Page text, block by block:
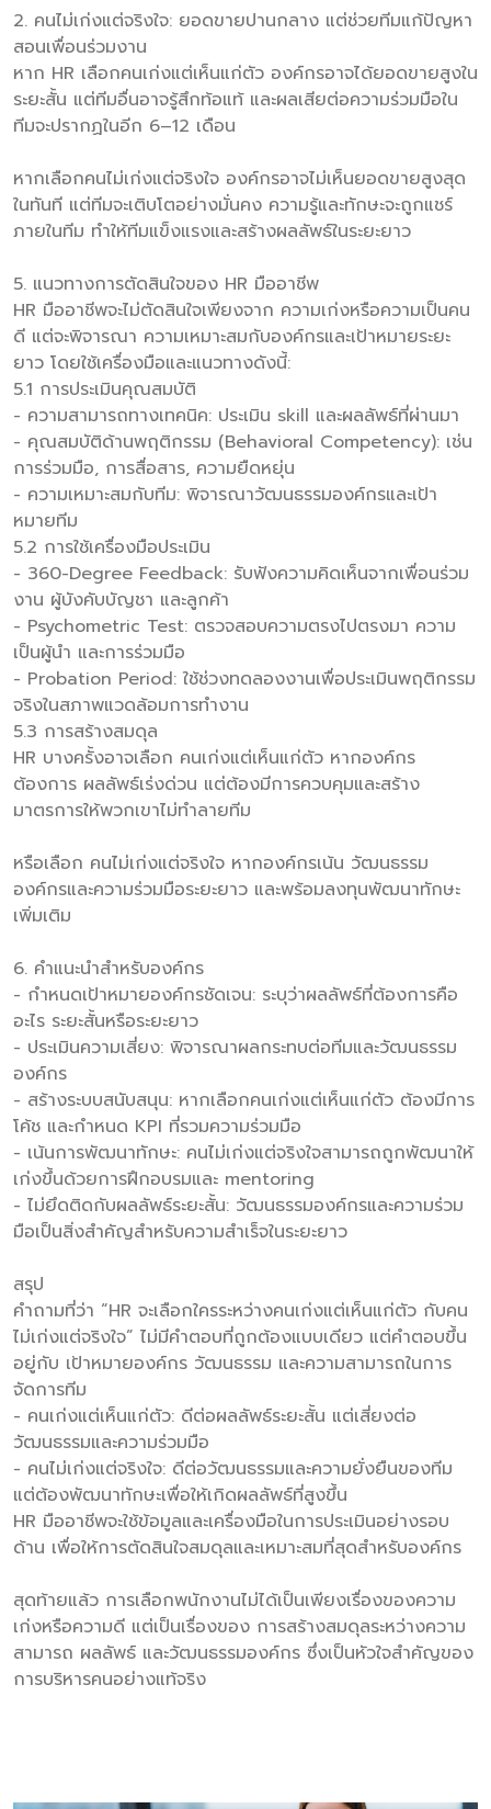
2. คนไม่เก่งแต่จริงใจ: ยอดขายปานกลาง แต่ช่วยทีมแก้ปัญหา
สอนเพื่อนร่วมงาน
หาก HR เลือกคนเก่งแต่เห็นแก่ตัว องค์กรอาจได้ยอดขายสูงใน
ระยะสั้น แต่ทีมอื่นอาจรู้สึกท้อแท้ และผลเสียต่อความร่วมมือใน
ทีมจะปรากฏในอีก 6–12 เดือน
หากเลือกคนไม่เก่งแต่จริงใจ องค์กรอาจไม่เห็นยอดขายสูงสุด
ในทันที แต่ทีมจะเติบโตอย่างมั่นคง ความรู้และทักษะจะถูกแชร์
ภายในทีม ทำให้ทีมแข็งแรงและสร้างผลลัพธ์ในระยะยาว
5. แนวทางการตัดสินใจของ HR มืออาชีพ
HR มืออาชีพจะไม่ตัดสินใจเพียงจาก ความเก่งหรือความเป็นคน
ดี แต่จะพิจารณา ความเหมาะสมกับองค์กรและเป้าหมายระยะ
ยาว โดยใช้เครื่องมือและแนวทางดังนี้:
5.1 การประเมินคุณสมบัติ
- ความสามารถทางเทคนิค: ประเมิน skill และผลลัพธ์ที่ผ่านมา
- คุณสมบัติด้านพฤติกรรม (Behavioral Competency): เช่น
การร่วมมือ, การสื่อสาร, ความยืดหยุ่น
- ความเหมาะสมกับทีม: พิจารณาวัฒนธรรมองค์กรและเป้า
หมายทีม
5.2 การใช้เครื่องมือประเมิน
- 360-Degree Feedback: รับฟังความคิดเห็นจากเพื่อนร่วม
งาน ผู้บังคับบัญชา และลูกค้า
- Psychometric Test: ตรวจสอบความตรงไปตรงมา ความ
เป็นผู้นำ และการร่วมมือ
- Probation Period: ใช้ช่วงทดลองงานเพื่อประเมินพฤติกรรม
จริงในสภาพแวดล้อมการทำงาน
5.3 การสร้างสมดุล
HR บางครั้งอาจเลือก คนเก่งแต่เห็นแก่ตัว หากองค์กร
ต้องการ ผลลัพธ์เร่งด่วน แต่ต้องมีการควบคุมและสร้าง
มาตรการให้พวกเขาไม่ทำลายทีม
หรือเลือก คนไม่เก่งแต่จริงใจ หากองค์กรเน้น วัฒนธรรม
องค์กรและความร่วมมือระยะยาว และพร้อมลงทุนพัฒนาทักษะ
เพิ่มเติม
6. คำแนะนำสำหรับองค์กร
- กำหนดเป้าหมายองค์กรชัดเจน: ระบุว่าผลลัพธ์ที่ต้องการคือ
อะไร ระยะสั้นหรือระยะยาว
- ประเมินความเสี่ยง: พิจารณาผลกระทบต่อทีมและวัฒนธรรม
องค์กร
- สร้างระบบสนับสนุน: หากเลือกคนเก่งแต่เห็นแก่ตัว ต้องมีการ
โค้ช และกำหนด KPI ที่รวมความร่วมมือ
- เน้นการพัฒนาทักษะ: คนไม่เก่งแต่จริงใจสามารถถูกพัฒนาให้
เก่งขึ้นด้วยการฝึกอบรมและ mentoring
- ไม่ยึดติดกับผลลัพธ์ระยะสั้น: วัฒนธรรมองค์กรและความร่วม
มือเป็นสิ่งสำคัญสำหรับความสำเร็จในระยะยาว
สรุป
คำถามที่ว่า “HR จะเลือกใครระหว่างคนเก่งแต่เห็นแก่ตัว กับคน
ไม่เก่งแต่จริงใจ” ไม่มีคำตอบที่ถูกต้องแบบเดียว แต่คำตอบขึ้น
อยู่กับ เป้าหมายองค์กร วัฒนธรรม และความสามารถในการ
จัดการทีม
- คนเก่งแต่เห็นแก่ตัว: ดีต่อผลลัพธ์ระยะสั้น แต่เสี่ยงต่อ
วัฒนธรรมและความร่วมมือ
- คนไม่เก่งแต่จริงใจ: ดีต่อวัฒนธรรมและความยั่งยืนของทีม
แต่ต้องพัฒนาทักษะเพื่อให้เกิดผลลัพธ์ที่สูงขึ้น
HR มืออาชีพจะใช้ข้อมูลและเครื่องมือในการประเมินอย่างรอบ
ด้าน เพื่อให้การตัดสินใจสมดุลและเหมาะสมที่สุดสำหรับองค์กร
สุดท้ายแล้ว การเลือกพนักงานไม่ได้เป็นเพียงเรื่องของความ
เก่งหรือความดี แต่เป็นเรื่องของ การสร้างสมดุลระหว่างความ
สามารถ ผลลัพธ์ และวัฒนธรรมองค์กร ซึ่งเป็นหัวใจสำคัญของ
การบริหารคนอย่างแท้จริง